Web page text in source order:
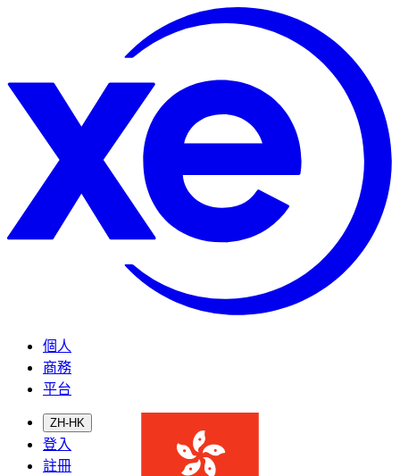
個人
商務
平台
ZH-HK
登入
註冊